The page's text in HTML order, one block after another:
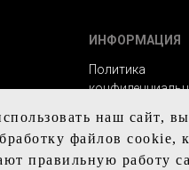
наш сайт, вы
файлов cookie,
правильную работу
ИНФОРМАЦИЯ
Политика
Заказ и сроки
изготовления
Доставка